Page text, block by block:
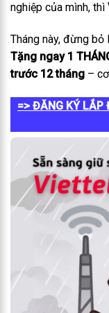
nghiệp của mình, thì
Tháng này, đừng
Tặng ngay 1
trước 12 tháng –
=> ĐĂNG KÝ LẮP